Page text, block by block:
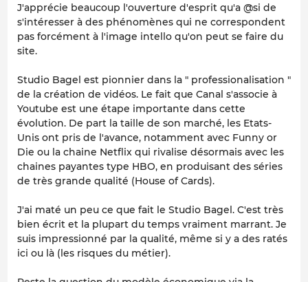
J'apprécie beaucoup l'ouverture d'esprit qu'a @si de
s'intéresser à des phénomènes qui ne correspondent
pas forcément à l'image intello qu'on peut se faire du
site.
Studio Bagel est pionnier dans la " professionalisation "
de la création de vidéos. Le fait que Canal s'associe à
Youtube est une étape importante dans cette
évolution. De part la taille de son marché, les Etats-
Unis ont pris de l'avance, notamment avec Funny or
Die ou la chaine Netflix qui rivalise désormais avec les
chaines payantes type HBO, en produisant des séries
de très grande qualité (House of Cards).
J'ai maté un peu ce que fait le Studio Bagel. C'est très
bien écrit et la plupart du temps vraiment marrant. Je
suis impressionné par la qualité, même si y a des ratés
ici ou là (les risques du métier).